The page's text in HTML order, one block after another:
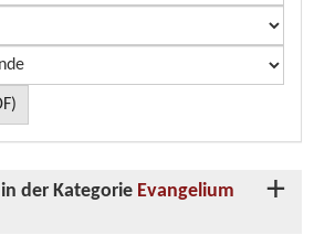
der Kategorie Evangelium